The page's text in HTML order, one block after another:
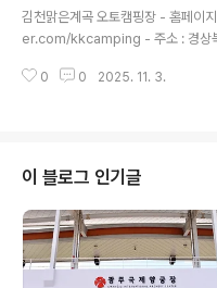
침대, 냉난방시설, 취사도구 등 일상
시설이 갖춰져 있다. 주변에 안동민
0507-1369-1400 - 쉬는날 : 연중
김천맑은계곡 오토캠핑장 - 홈페
er.com/kkcamping - 주소 : 경상
에 자리 잡았다. 김천시청을 기점으
으로 이뤄진 오토캠핑 사이트 12면이
크기는 가로 8m, 세로 10m로 널찍
러 동반 입장도 가능하며 카라반의
주변에는 물한계곡이 있어 연계 여
정보 - 문의및안내 : 054-433-
0 0 2025. 11. 3.
이 블로그 인기글